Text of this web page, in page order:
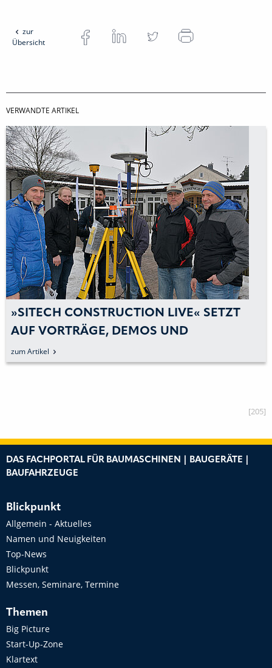
zur
Übersicht
VERWANDTE ARTIKEL
»SITECH CONSTRUCTION LIVE« SETZT
AUF VORTRÄGE, DEMOS UND
AUSTAUSCH
zum Artikel
[205]
DAS FACHPORTAL FÜR BAUMASCHINEN | BAUGERÄTE |
BAUFAHRZEUGE
Blickpunkt
Allgemein - Aktuelles
Namen und Neuigkeiten
Top-News
Blickpunkt
Messen, Seminare, Termine
Themen
Big Picture
Start-Up-Zone
Klartext